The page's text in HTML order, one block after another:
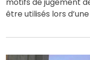
être utilisés lors